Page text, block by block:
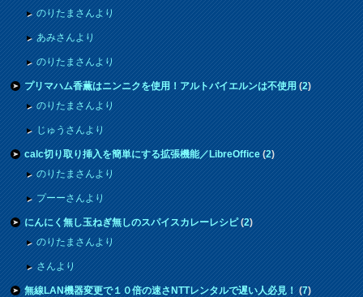
のりたまさんより
あみさんより
のりたまさんより
プリマハム香薫はニンニクを使用！アルトバイエルンは不使用(2)
のりたまさんより
じゅうさんより
calc切り取り挿入を簡単にする拡張機能／LibreOffice(2)
のりたまさんより
プーーさんより
にんにく無し玉ねぎ無しのスパイスカレーレシピ(2)
のりたまさんより
さんより
無線LAN機器変更で１０倍の速さNTTレンタルで遅い人必見！(7)